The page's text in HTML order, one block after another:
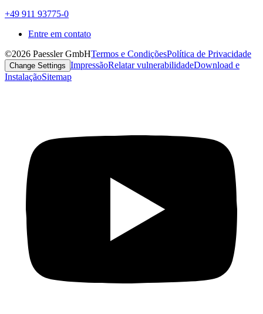
+49 911 93775-0
Entre em contato
©2026 Paessler GmbHTermos e CondiçõesPolítica de Privacidade
Change Settings ImpressãoRelatar vulnerabilidadeDownload e
InstalaçãoSitemap